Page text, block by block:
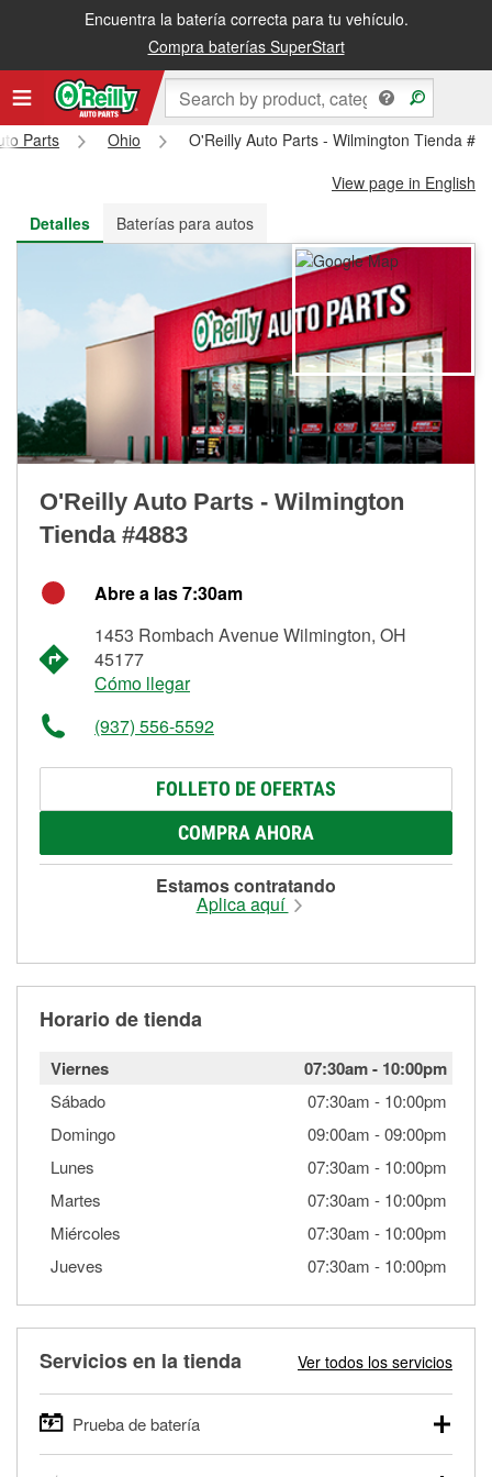
Encuentra la batería correcta para tu vehículo.
Compra baterías SuperStart
Recibe tu orden gratis al día siguiente o recógela en la tienda
Parts Ohio
O'Reilly Auto Parts - Wilmington Tienda
View page in English
Detalles
Baterías para autos
O'Reilly Auto Parts - Wilmington
Tienda #4883
Abre a las 7:30am
1453 Rombach Avenue Wilmington, OH
45177
Cómo llegar
(937) 556-5592
FOLLETO DE OFERTAS
COMPRA AHORA
Estamos contratando
Aplica aquí
Horario de tienda
Viernes 07:30am- 10:00pm
Sábado 07:30am - 10:00pm
Domingo
09:00am -09:00pm
Lunes
07:30am - 10:00pm
Martes
07:30am - 10:00pm
Miércoles
07:30am - 10:00pm
Jueves
07:30am - 10:00pm
Servicios en la tienda Ver todos los servicios
Prueba de batería